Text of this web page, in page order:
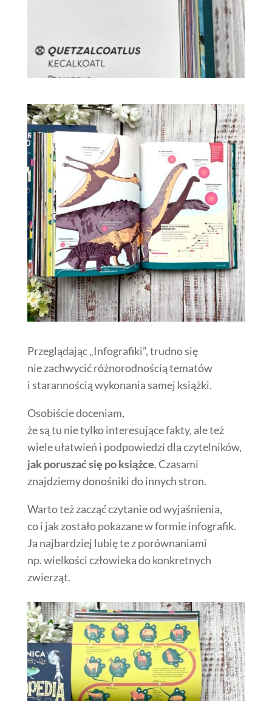
Przeglądając „Infografiki”, trudno się
nie zachwycić różnorodnością tematów
i starannością wykonania samej książki.
Osobiście doceniam,
że są tu nie tylko interesujące fakty, ale też
wiele ułatwień i podpowiedzi dla czytelników,
jak poruszać się po książce. Czasami
znajdziemy donośniki do innych stron.
Warto też zacząć czytanie od wyjaśnienia,
co i jak zostało pokazane w formie infografik.
Ja najbardziej lubię te z porównaniami
np. wielkości człowieka do konkretnych
zwierząt.